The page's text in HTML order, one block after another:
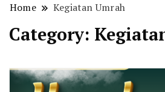
Home Kegiatan Umrah
Category: